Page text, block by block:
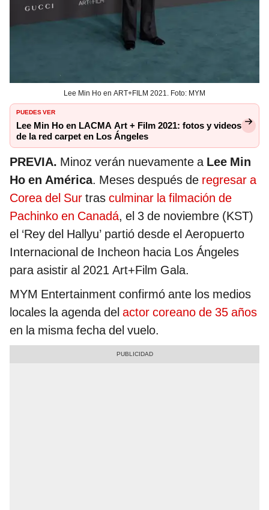
Lee Min Ho en ART+FILM 2021. Foto: MYM
PUEDES VER
Lee Min Ho en LACMA Art + Film 2021: fotos y videos
de la red carpet en Los Ángeles
PREVIA. Minoz verán nuevamente a Lee Min
Ho en América. Meses después de regresar a
Corea del Sur tras culminar la filmación de
Pachinko en Canadá, el 3 de noviembre (KST)
el ‘Rey del Hallyu’ partió desde el Aeropuerto
Internacional de Incheon hacia Los Ángeles
para asistir al 2021 Art+Film Gala.
MYM Entertainment confirmó ante los medios
locales la agenda del actor coreano de 35 años
en la misma fecha del vuelo.